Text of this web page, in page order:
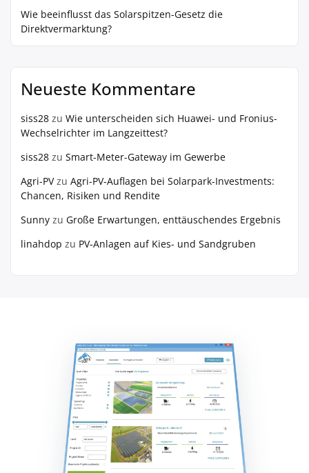
Wie beeinflusst das Solarspitzen-Gesetz die
Direktvermarktung?
Neueste Kommentare
siss28 zu Wie unterscheiden sich Huawei- und Fronius-
Wechselrichter im Langzeittest?
siss28 zu Smart-Meter-Gateway im Gewerbe
Agri-PVzu Agri-PV-Auflagen bei Solarpark-Investments:
Chancen, Risiken und Rendite
Sunny zu Große Erwartungen, enttäuschendes Ergebnis
linahdop zu PV‑Anlagen auf Kies- und Sandgruben